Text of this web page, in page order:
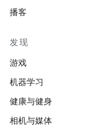
播客
发现
游戏
机器学习
健康与健身
相机与媒体